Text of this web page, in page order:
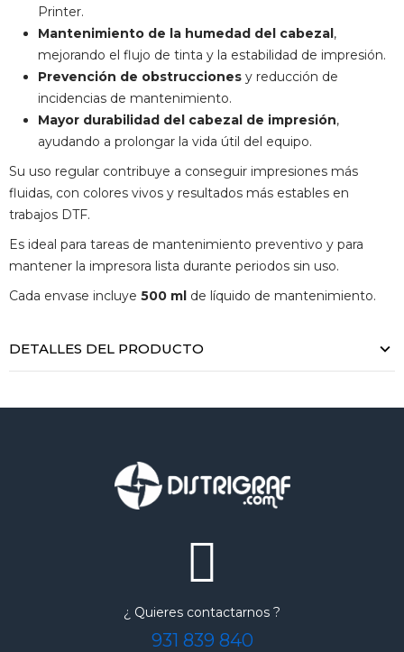
Printer.
Mantenimiento de la humedad del cabezal,
mejorando el flujo de tinta y la estabilidad de impresión.
Prevención de obstrucciones y reducción de
incidencias de mantenimiento.
Mayor durabilidad del cabezal de impresión,
ayudando a prolongar la vida útil del equipo.
Su uso regular contribuye a conseguir impresiones más
fluidas, con colores vivos y resultados más estables en
trabajos DTF.
Es ideal para tareas de mantenimiento preventivo y para
mantener la impresora lista durante periodos sin uso.
Cada envase incluye 500 ml de líquido de mantenimiento.
DETALLES DEL PRODUCTO
¿ Quieres contactarnos ?
931 839 840